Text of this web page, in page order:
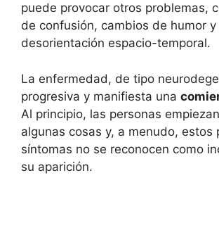
puede provocar otros problemas,
de confusión, cambios de humor y
desorientación espacio-temporal.
La enfermedad, de tipo
progresiva y manifiesta una
Al principio, las personas
algunas cosas y, a menudo, estos
síntomas no se reconocen como
su aparición.